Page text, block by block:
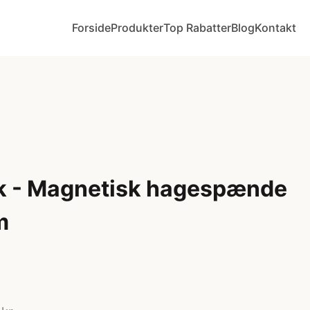
ForsideProdukterTop RabatterBlogKontakt
- Magnetisk hagespænde